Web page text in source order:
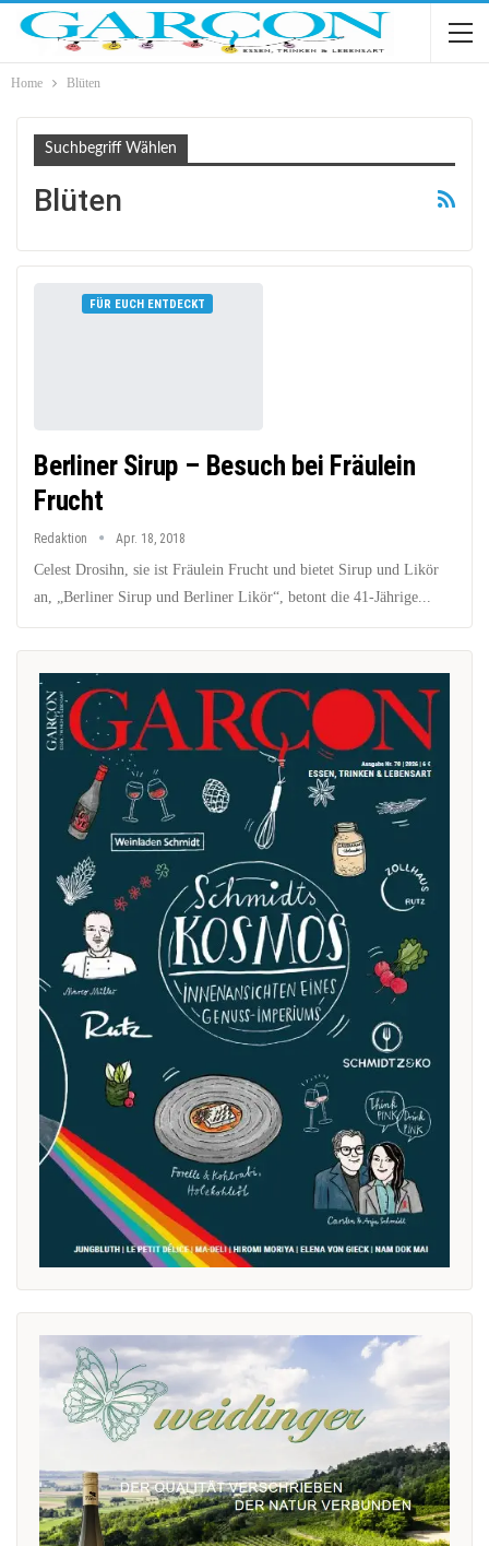
Home Blüten
Suchbegriff Wählen
Blüten
FÜR EUCH ENTDECKT
Berliner Sirup – Besuch bei Fräulein
Frucht
Redaktion Apr. 18, 2018
Celest Drosihn, sie ist Fräulein Frucht und bietet Sirup und Likör
an, „Berliner Sirup und Berliner Likör“, betont die 41-Jährige...